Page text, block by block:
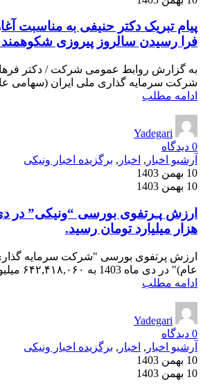
پیام تبریک دکتر حنیفی به مناسبت
فرا رسیدن سالروز پیروزی شکوهمند
به گزارش روابط عمومی شرکت / دکتر
شرکت سرمایه گذاری ملی ایران (سهامی
ادامه مطلب
Yadegari
0 دیدگاه
آرشیو اخبار , اخبار , برگزیده اخبار ونیکی
10 بهمن 1403
10 بهمن 1403
هزار میلیارد تومان رسید.
ارزش پرتفوی بورسی "شرکت سرمایه­
عام)" در دی ماه 1403 به ۶۴۲,۴۱۸,۰۶۰ میلیون ریال رسید و ...
ادامه مطلب
Yadegari
0 دیدگاه
آرشیو اخبار , اخبار , برگزیده اخبار ونیکی
10 بهمن 1403
10 بهمن 1403